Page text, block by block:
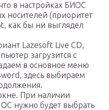
в настройках БИОС
носителей (приоритет
как бы ни выглядел
Lazesoft Live CD,
загрузится с
в основное меню
здесь выбираем
При наличии
нужно будет выбрать